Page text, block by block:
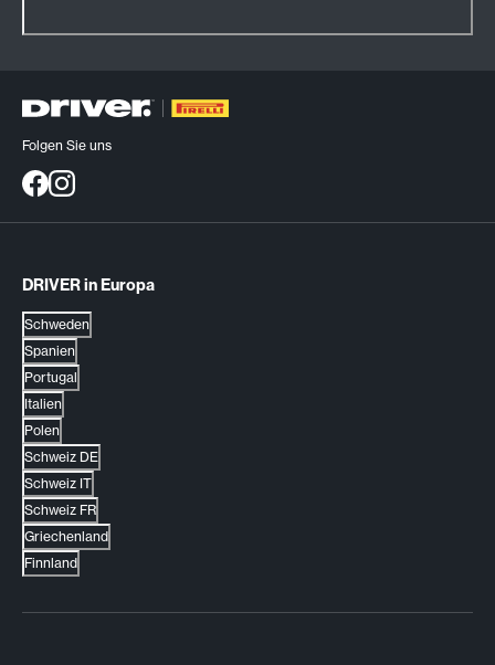
Folgen Sie uns
DRIVER in Europa
Schweden
Spanien
Portugal
Italien
Polen
Schweiz DE
Schweiz IT
Schweiz FR
Griechenland
Finnland